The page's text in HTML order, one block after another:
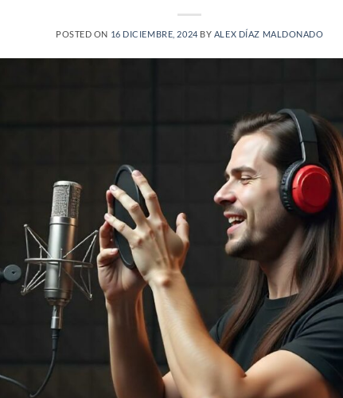
POSTED ON 16 DICIEMBRE, 2024 BY ALEX DÍAZ MALDONADO